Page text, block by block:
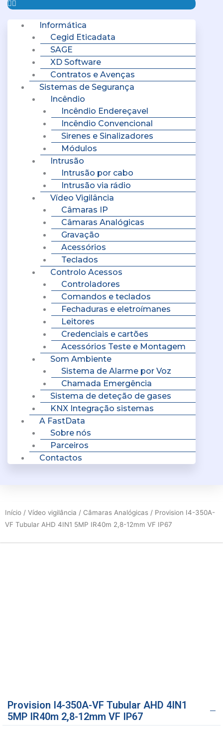
Informática
Cegid Eticadata
SAGE
XD Software
Contratos e Avenças
Sistemas de Segurança
Incêndio
Incêndio Endereçavel
Incêndio Convencional
Sirenes e Sinalizadores
Módulos
Intrusão
Intrusão por cabo
Intrusão via rádio
Vídeo Vigilância
Câmaras IP
Câmaras Analógicas
Gravação
Acessórios
Teclados
Controlo Acessos
Controladores
Comandos e teclados
Fechaduras e eletroímanes
Leitores
Credenciais e cartões
Acessórios Teste e Montagem
Som Ambiente
Sistema de Alarme por Voz
Chamada Emergência
Sistema de deteção de gases
KNX Integração sistemas
A FastData
Sobre nós
Parceiros
Contactos
Início / Vídeo vigilância / Câmaras Analógicas / Provision I4-350A-
VF Tubular AHD 4IN1 5MP IR40m 2,8-12mm VF IP67
Provision I4-350A-VF Tubular AHD 4IN1
5MP IR40m 2,8-12mm VF IP67